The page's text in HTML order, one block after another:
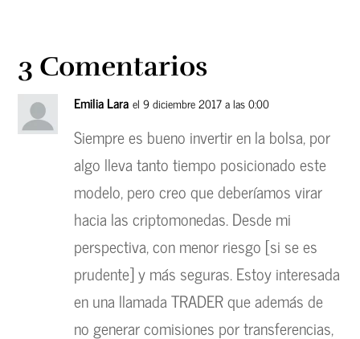
3 Comentarios
Emilia Lara el 9 diciembre 2017 a las 0:00
Siempre es bueno invertir en la bolsa, por
algo lleva tanto tiempo posicionado este
modelo, pero creo que deberíamos virar
hacia las criptomonedas. Desde mi
perspectiva, con menor riesgo [si se es
prudente] y más seguras. Estoy interesada
en una llamada TRADER que además de
no generar comisiones por transferencias,